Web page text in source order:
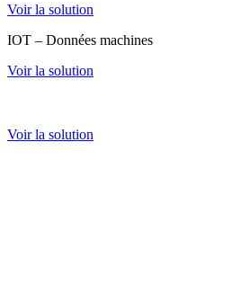
Voir la solution
IOT – Données machines
Voir la solution
Voir la solution